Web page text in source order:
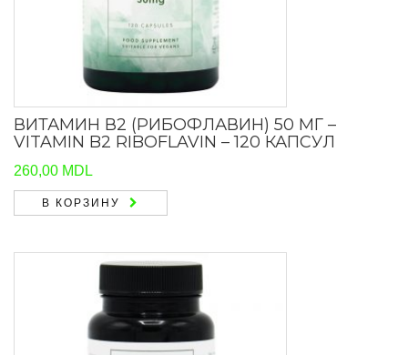
ВИТАМИН В2 (РИБОФЛАВИН) 50 МГ –
VITAMIN B2 RIBOFLAVIN – 120 КАПСУЛ
260,00 MDL
В КОРЗИНУ